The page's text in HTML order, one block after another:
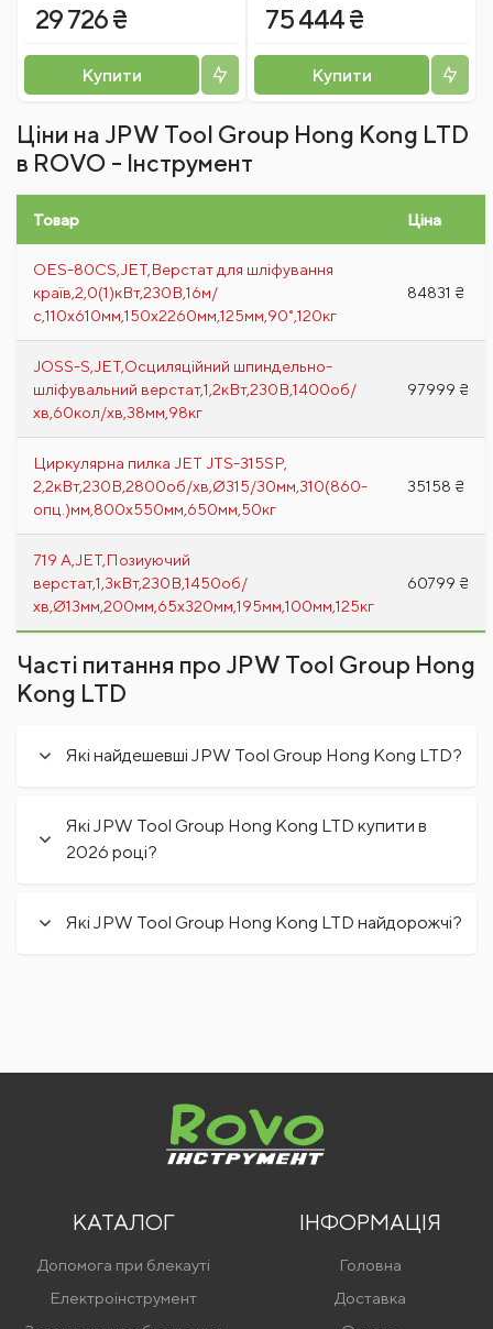
29 726 ₴
Купити
75 444 ₴
Купити
Ціни на JPW Tool Group Hong Kong LTD
в ROVO - Інструмент
Товар Ціна
OES-80CS,JET,Верстат для шліфування
країв,2,0(1)кВт,230В,16м/
с,110х610мм,150х2260мм,125мм,90˚,120кг
84831 ₴
JOSS-S,JET,Осциляційний шпиндельно-
шліфувальний верстат,1,2кВт,230В,1400об/
хв,60кол/хв,38мм,98кг
97999 ₴
Циркулярна пилка JET JTS-315SP,
2,2кВт,230В,2800об/хв,Ø315/30мм,310(860-
опц.)мм,800х550мм,650мм,50кг
35158 ₴
719 A,JET,Позиуючий
верстат,1,3кВт,230В,1450об/
хв,Ø13мм,200мм,65х320мм,195мм,100мм,125кг
60799 ₴
Часті питання про JPW Tool Group Hong
Kong LTD
Які найдешевші JPW Tool Group Hong Kong LTD?
Які JPW Tool Group Hong Kong LTD купити в
2026 році?
Які JPW Tool Group Hong Kong LTD найдорожчі?
КАТАЛОГ
Допомога при блекауті
Електроінструмент
ІНФОРМАЦІЯ
Головна
Доставка